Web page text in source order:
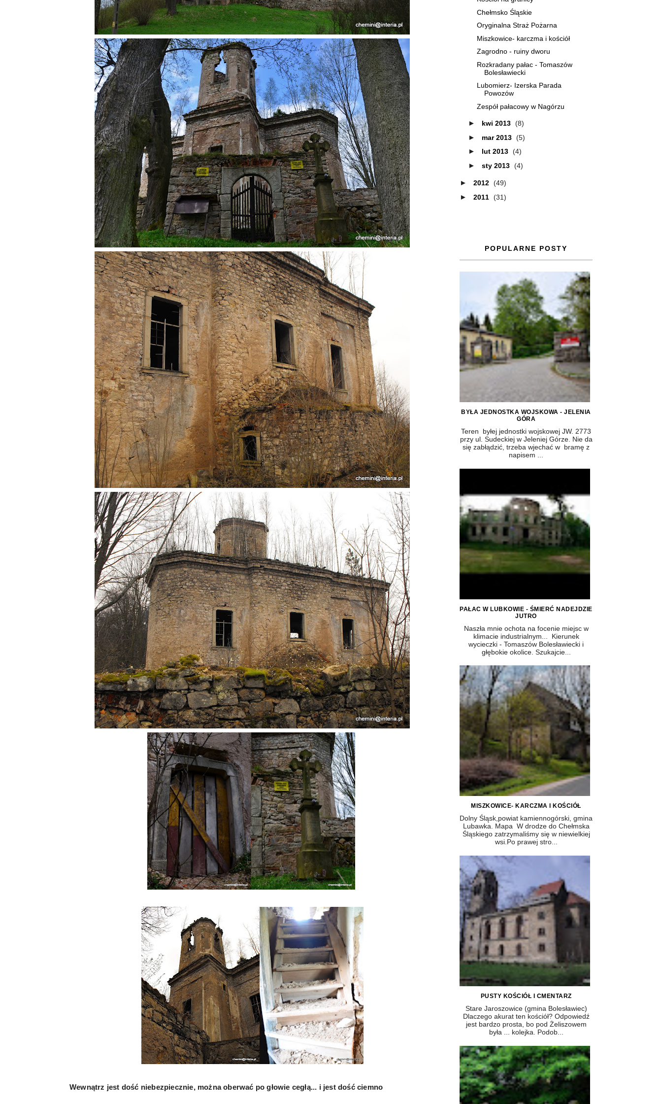
Wewnątrz jest dość niebezpiecznie, można oberwać po głowie cegłą... i jest dość ciemno
Chełmsko Śląskie
Oryginalna Straż Pożarna
Miszkowice- karczma i kościół
Zagrodno - ruiny dworu
Rozkradany pałac - Tomaszów
Bolesławiecki
Lubomierz- Izerska Parada
Powozów
Zespół pałacowy w Nagórzu
► kwi 2013 (8)
► mar 2013 (5)
► lut 2013 (4)
► sty 2013 (4)
► 2012 (49)
► 2011 (31)
POPULARNE POSTY
BYŁA JEDNOSTKA WOJSKOWA - JELENIA
GÓRA
Teren byłej jednostki wojskowej JW. 2773
przy ul. Sudeckiej w Jeleniej Górze. Nie da
się zabłądzić, trzeba wjechać w bramę z
napisem ...
PAŁAC W LUBKOWIE - ŚMIERĆ NADEJDZIE
JUTRO
Naszła mnie ochota na focenie miejsc w
klimacie industrialnym... Kierunek
wycieczki - Tomaszów Bolesławiecki i
głębokie okolice. Szukajcie...
MISZKOWICE- KARCZMA I KOŚCIÓŁ
Dolny Śląsk,powiat kamiennogórski, gmina
Lubawka. Mapa W drodze do Chełmska
Śląskiego zatrzymaliśmy się w niewielkiej
wsi.Po prawej stro...
PUSTY KOŚCIÓŁ I CMENTARZ
Stare Jaroszowice (gmina Bolesławiec)
Dlaczego akurat ten kościół? Odpowiedź
jest bardzo prosta, bo pod Żeliszowem
była ... kolejka. Podob...